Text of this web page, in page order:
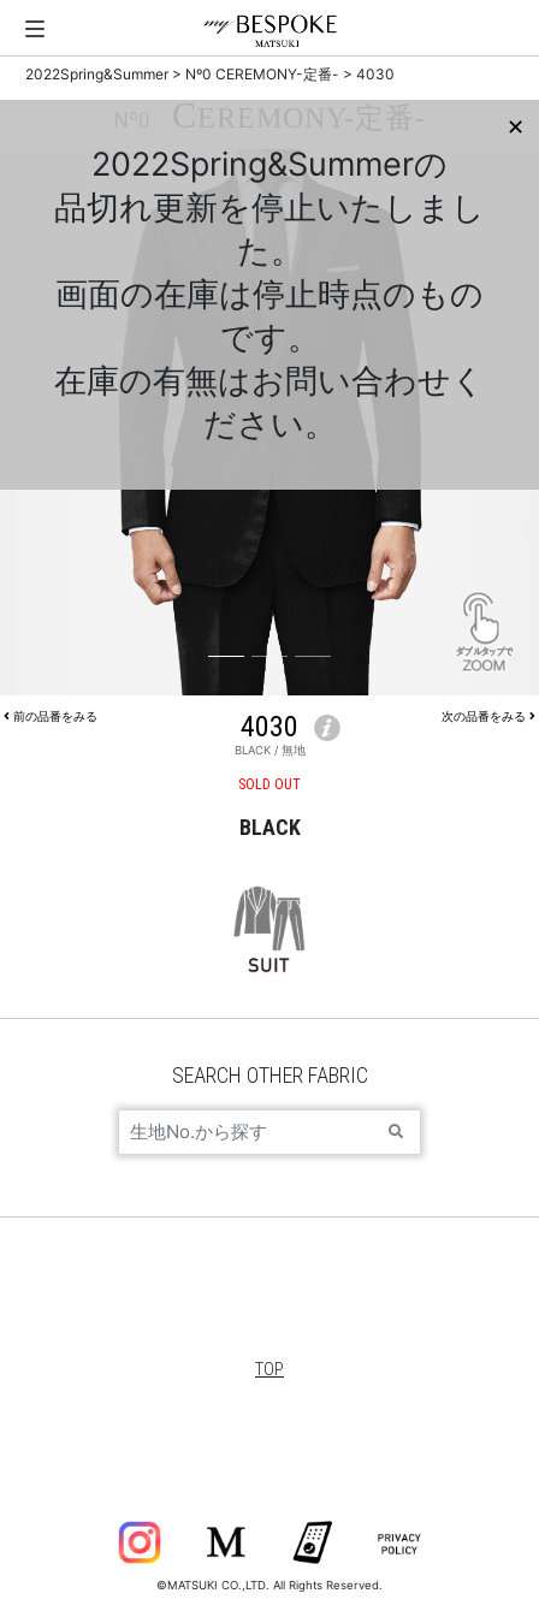
2022Spring&Summer> Nº0 CEREMONY-定番- > 4030
✕
2022Spring&Summerの
品切れ更新を停止いたしまし
た。
画面の在庫は停止時点のもの
です。
在庫の有無はお問い合わせく
ださい。
前の品番をみる 4030
BLACK / 無地
SOLD OUT
BLACK
次の品番をみる
SEARCH OTHER FABRIC
TOP
©MATSUKI CO.,LTD. All Rights Reserved.